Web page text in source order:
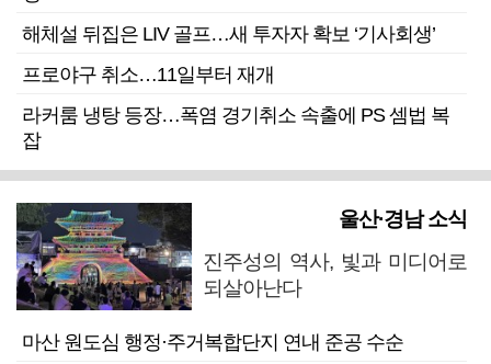
해체설 뒤집은 LIV 골프…새 투자자 확보 ‘기사회생’
프로야구 취소…11일부터 재개
라커룸 냉탕 등장…폭염 경기취소 속출에 PS 셈법 복
잡
울산·경남 소식
진주성의 역사, 빛과 미디어로
되살아난다
마산 원도심 행정·주거복합단지 연내 준공 수순